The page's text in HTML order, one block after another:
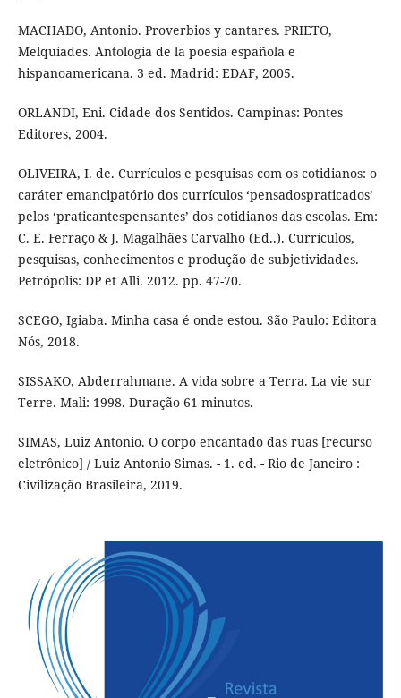
MACHADO, Antonio. Proverbios y cantares. PRIETO,
Melquíades. Antología de la poesía española e
hispanoamericana. 3 ed. Madrid: EDAF, 2005.
ORLANDI, Eni. Cidade dos Sentidos. Campinas: Pontes
Editores, 2004.
OLIVEIRA, I. de. Currículos e pesquisas com os cotidianos: o
caráter emancipatório dos currículos ‘pensadospraticados’
pelos ‘praticantespensantes’ dos cotidianos das escolas. Em:
C. E. Ferraço & J. Magalhães Carvalho (Ed..). Currículos,
pesquisas, conhecimentos e produção de subjetividades.
Petrópolis: DP et Alli. 2012. pp. 47-70.
SCEGO, Igiaba. Minha casa é onde estou. São Paulo: Editora
Nós, 2018.
SISSAKO, Abderrahmane. A vida sobre a Terra. La vie sur
Terre. Mali: 1998. Duração 61 minutos.
SIMAS, Luiz Antonio. O corpo encantado das ruas [recurso
eletrônico] / Luiz Antonio Simas. - 1. ed. - Rio de Janeiro :
Civilização Brasileira, 2019.